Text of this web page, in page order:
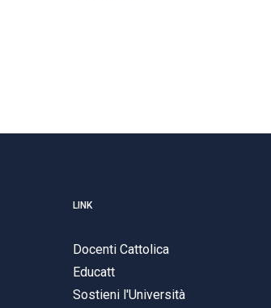
LINK
Docenti Cattolica
Educatt
Sostieni l'Università